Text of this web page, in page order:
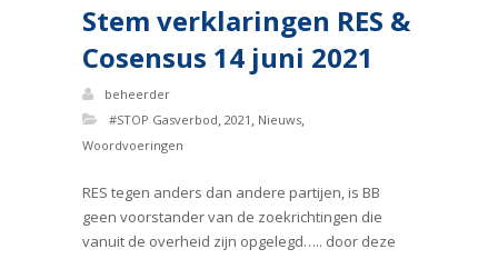
Stem verklaringen RES &
Cosensus 14 juni 2021
beheerder
#STOP Gasverbod, 2021 , Nieuws,
Woordvoeringen
RES tegen anders dan andere partijen, is BB
geen voorstander van de zoekrichtingen die
vanuit de overheid zijn opgelegd….. door deze